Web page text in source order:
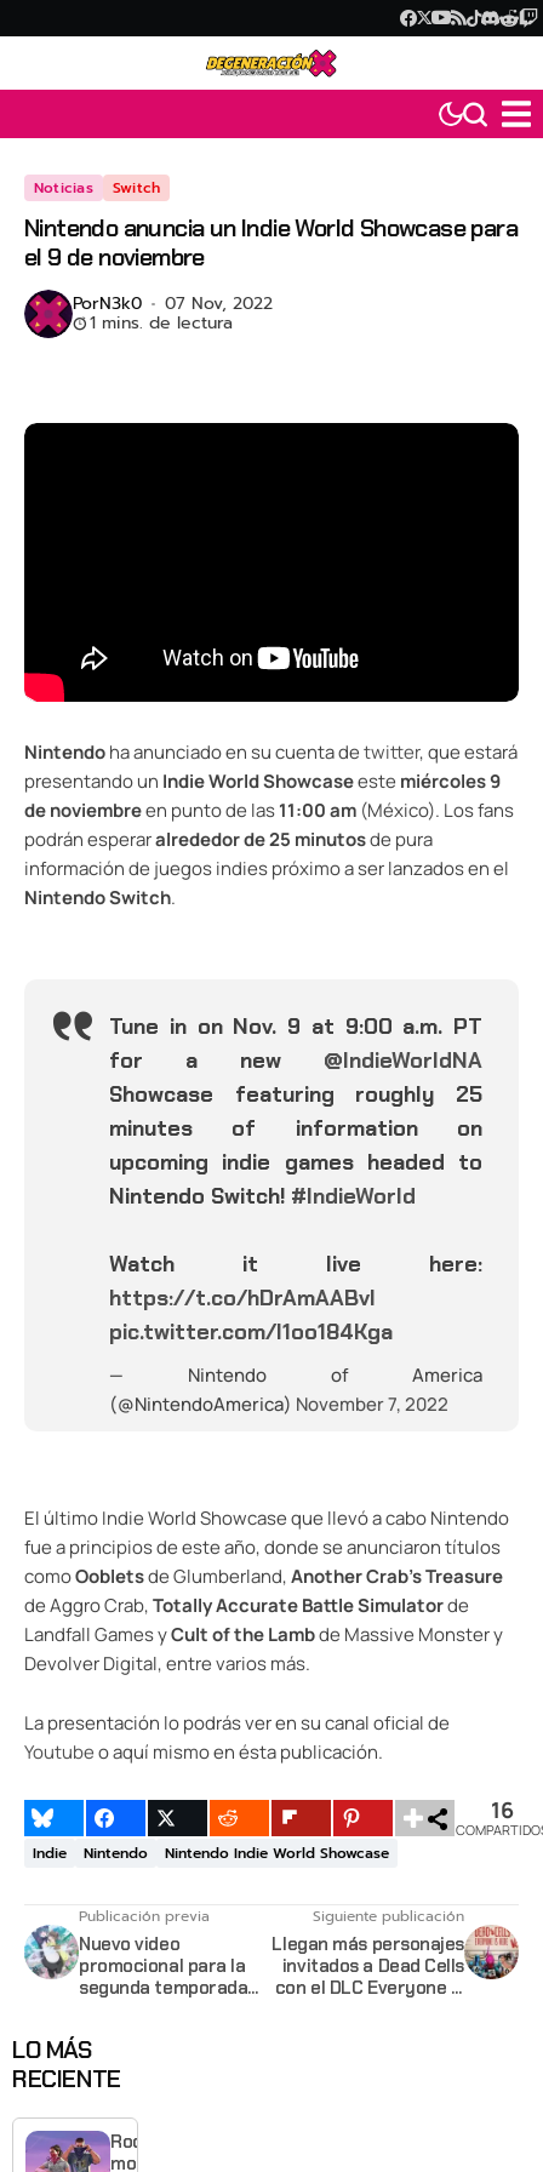
Noticias Switch
Nintendo anuncia un Indie World Showcase para
el 9 de noviembre
PorN3k0 07 Nov, 2022
1 mins. de lectura
Nintendoha anunciado en su cuenta detwitter, que estará
presentando un Indie World Showcaseeste miércoles 9
de noviembreen punto de las11:00 am (México). Los fans
podrán esperaralrededor de 25 minutosde pura
información de juegos indies próximo a ser lanzados en el
Nintendo Switch.
Tune in on Nov. 9 at 9:00 a.m. PT
for a new @IndieWorldNA
Showcase featuring roughly 25
minutes of information on
upcoming indie games headed to
Nintendo Switch! #IndieWorld
Watch it live here:
https://t.co/hDrAmAABvI
pic.twitter.com/l1oo184Kga
— Nintendo of America
(@NintendoAmerica) November 7, 2022
El último Indie World Showcase que llevó a cabo Nintendo
fue a principios de este año, donde se anunciaron títulos
comoOobletsde Glumberland,Another Crab’s Treasure
de Aggro Crab,Totally Accurate Battle Simulatorde
Landfall Games yCult of the Lambde Massive Monster y
Devolver Digital, entre varios más.
La presentación lo podrás ver en su canal oficial de
Youtubeo aquí mismo en ésta publicación.
16
Indie Nintendo Nintendo Indie World Showcase
Publicación previa
Nuevo video
promocional para la
segunda temporada
de estreno
Siguiente publicación
Llegan más personajes
invitados a Dead Cells
con el DLC Everyone is
LO MÁS
RECIENTE
Rockstar
mostrará